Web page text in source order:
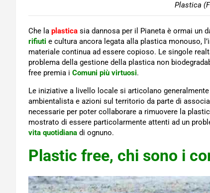
Plastica
Che la plastica sia dannosa per il Pianeta è ormai un
rifiuti e cultura ancora legata alla plastica monouso,
materiale continua ad essere copioso. Le singole
problema della gestione della plastica non
free premia i Comuni più virtuosi.
Le iniziative a livello locale si articolano
ambientalista e azioni sul territorio da parte di
necessarie per poter collaborare a rimuovere la
mostrato di essere particolarmente attenti ad un
vita quotidiana di ognuno.
Plastic free, chi sono i